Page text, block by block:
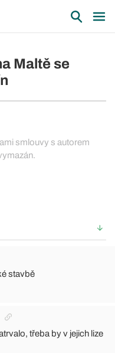
Maltě se
smlouvy s autorem
stavbě
třeba by v jejich lize